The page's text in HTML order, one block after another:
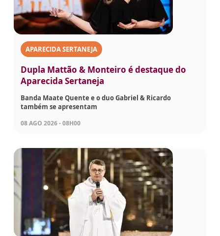
APARECIDA SERTANEJA
Dupla Mattão & Monteiro é destaque do
Aparecida Sertaneja
Banda Maate Quente e o duo Gabriel & Ricardo
também se apresentam
08 AGO 2026 - 08H00